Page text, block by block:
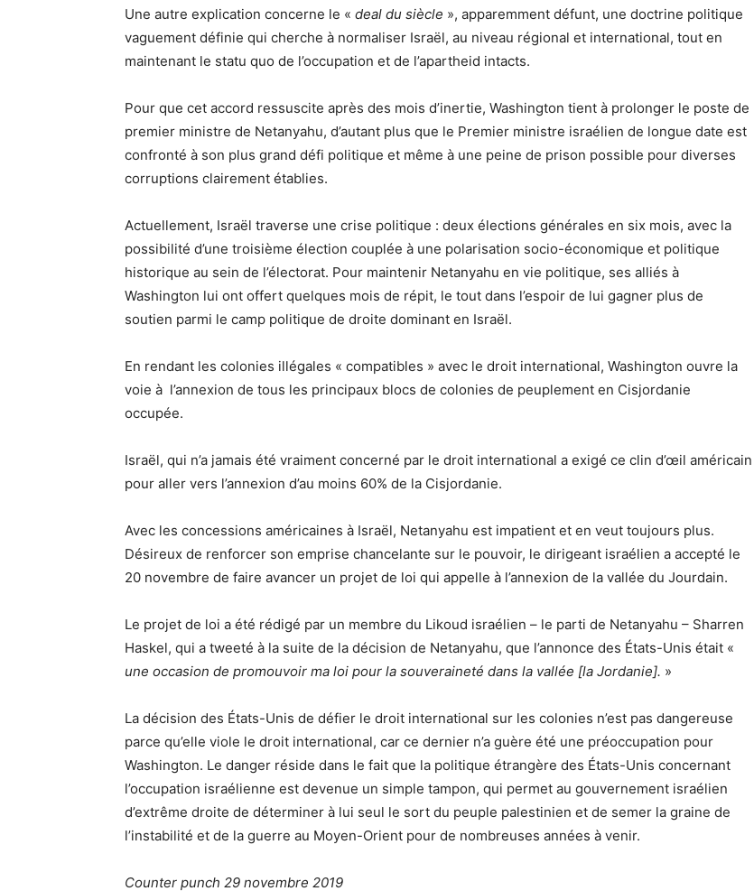
Une autre explication concerne le « deal du siècle », apparemment défunt, une doctrine politique
vaguement définie qui cherche à normaliser Israël, au niveau régional et international, tout en
maintenant le statu quo de l’occupation et de l’apartheid intacts.
Pour que cet accord ressuscite après des mois d’inertie, Washington tient à prolonger le poste de
premier ministre de Netanyahu, d’autant plus que le Premier ministre israélien de longue date est
confronté à son plus grand défi politique et même à une peine de prison possible pour diverses
corruptions clairement établies.
Actuellement, Israël traverse une crise politique : deux élections générales en six mois, avec la
possibilité d’une troisième élection couplée à une polarisation socio-économique et politique
historique au sein de l’électorat. Pour maintenir Netanyahu en vie politique, ses alliés à
Washington lui ont offert quelques mois de répit, le tout dans l’espoir de lui gagner plus de
soutien parmi le camp politique de droite dominant en Israël.
En rendant les colonies illégales « compatibles » avec le droit international, Washington ouvre la
voie à l’annexion de tous les principaux blocs de colonies de peuplement en Cisjordanie
occupée.
Israël, qui n’a jamais été vraiment concerné par le droit international a exigé ce clin d’œil américain
pour aller vers l’annexion d’au moins 60% de la Cisjordanie.
Avec les concessions américaines à Israël, Netanyahu est impatient et en veut toujours plus.
Désireux de renforcer son emprise chancelante sur le pouvoir, le dirigeant israélien a accepté le
20 novembre de faire avancer un projet de loi qui appelle à l’annexion de la vallée du Jourdain.
Le projet de loi a été rédigé par un membre du Likoud israélien – le parti de Netanyahu – Sharren
Haskel, qui a tweeté à la suite de la décision de Netanyahu, que l’annonce des États-Unis était «
une occasion de promouvoir ma loi pour la souveraineté dans la vallée [la Jordanie]. »
La décision des États-Unis de défier le droit international sur les colonies n’est pas dangereuse
parce qu’elle viole le droit international, car ce dernier n’a guère été une préoccupation pour
Washington. Le danger réside dans le fait que la politique étrangère des États-Unis concernant
l’occupation israélienne est devenue un simple tampon, qui permet au gouvernement israélien
d’extrême droite de déterminer à lui seul le sort du peuple palestinien et de semer la graine de
l’instabilité et de la guerre au Moyen-Orient pour de nombreuses années à venir.
Counter punch 29 novembre 2019